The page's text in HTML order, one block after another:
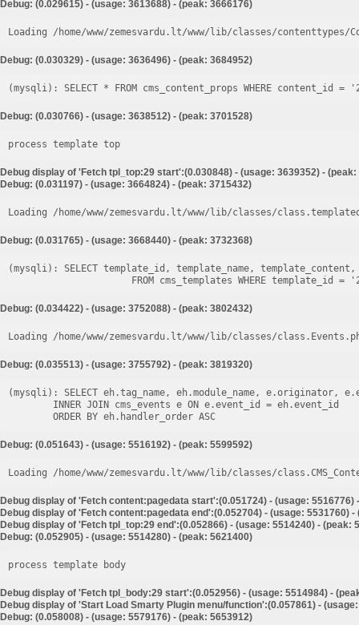
Debug: (0.029615) - (usage: 3613688) - (peak: 3666176)
Loading /home/www/zemesvardu.lt/www/lib/classes/
Debug: (0.030329) - (usage: 3636496) - (peak: 3684952)
Debug: (0.030766) - (usage: 3638512) - (peak: 3701528)
process template top
Debug display of 'Fetch tpl_top:29 start':(0.030848) - (usage: 3639352) - (peak:
Debug: (0.031197) - (usage: 3664824) - (peak: 3715432)
Loading /home/www/zemesvardu.lt/www/lib/classes/
Debug: (0.031765) - (usage: 3668440) - (peak: 3732368)
(mysqli): SELECT template_id, template_name,
Debug: (0.034422) - (usage: 3752088) - (peak: 3802432)
Loading /home/www/zemesvardu.lt/www/lib/classes/
Debug: (0.035513) - (usage: 3755792) - (peak: 3819320)
(mysqli): SELECT eh.tag_name, eh.module_name, e.originator,
Debug: (0.051643) - (usage: 5516192) - (peak: 5599592)
Loading /home/www/zemesvardu.lt/www/lib/classes/
Debug display of 'Fetch content:pagedata start':(0.051724) - (usage: 5516776)
Debug display of 'Fetch content:pagedata end':(0.052704) - (usage: 5531760) -
Debug display of 'Fetch tpl_top:29 end':(0.052866) - (usage: 5514240) - (peak:
Debug: (0.052905) - (usage: 5514280) - (peak: 5621400)
process template body
Debug display of 'Fetch tpl_body:29 start':(0.052956) - (usage: 5514984) -
Debug display of 'Start Load Smarty Plugin menu/function':(0.057861) -
Debug: (0.058008) - (usage: 5579176) - (peak: 5653912)